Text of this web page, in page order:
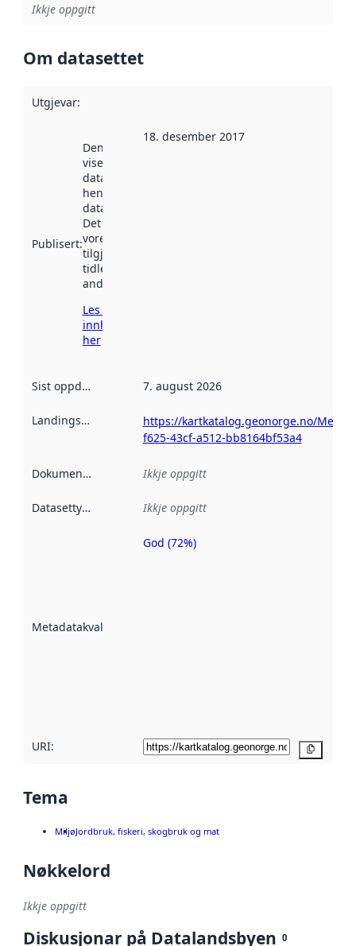
Ikkje oppgitt
Om datasettet
Utgjevar:
Publisert:
Denne datoen
viser når
datasettet vart
henta inn av
data.norge.no.
Det kan ha
vore
tilgjengeleg
tidlegare
andre stader.
Les meir om
innhenting
her
18. desember 2017
Sist oppdatert 7. august 2026
Landingsside
https://kartkatalog.geonorge.no/
f625-43cf-a512-bb8164bf53a4
Dokumentasjon Ikkje oppgitt
Datasettype Ikkje oppgitt
Metadatakvalitet
Metadatakvalitet
God (72%)
URI:
Tema
MiljøJordbruk, fiskeri, skogbruk og mat
Nøkkelord
Ikkje oppgitt
Diskusjonar på Datalandsbyen 0